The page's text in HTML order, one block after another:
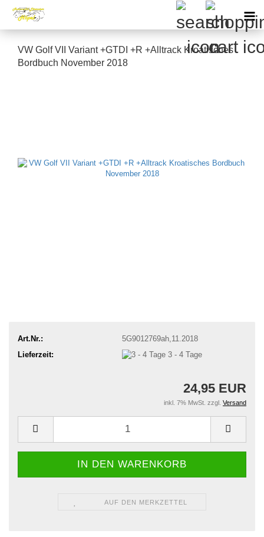
VW Golf VII Variant +GTDI +R +Alltrack Kroatisches
Bordbuch November 2018
Art.Nr.:
5G9012769ah,11.2018
Lieferzeit:
3 - 4 Tage
24,95 EUR
inkl. 7% MwSt. zzgl. Versand
AUF DEN MERKZETTEL